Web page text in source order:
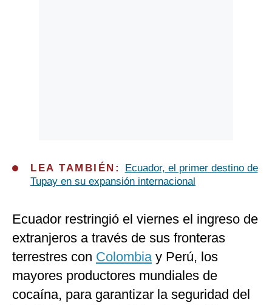
LEA TAMBIÉN:
Ecuador, el primer destino de
Tupay en su expansión internacional
Ecuador restringió el viernes el ingreso de
extranjeros a través de sus fronteras
terrestres con Colombiay Perú, los
mayores productores mundiales de
cocaína, para garantizar la seguridad del